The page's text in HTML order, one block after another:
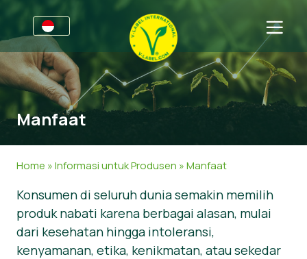
Untuk Bisnis
Informasi untuk Produsen
V-Label Style Guide
Manfaat
Criteria for the V-Label
Sektor
Informasi Umum
Non-Makanan
Gastronomi
Tanya Jawab
Hubungi kami
Dapatkan sertifikasi
Manfaat
Home »Informasi untuk Produsen »Manfaat
Konsumen di seluruh dunia semakin memilih
produk nabati karena berbagai alasan, mulai
dari kesehatan hingga intoleransi,
kenyamanan, etika, kenikmatan, atau sekedar